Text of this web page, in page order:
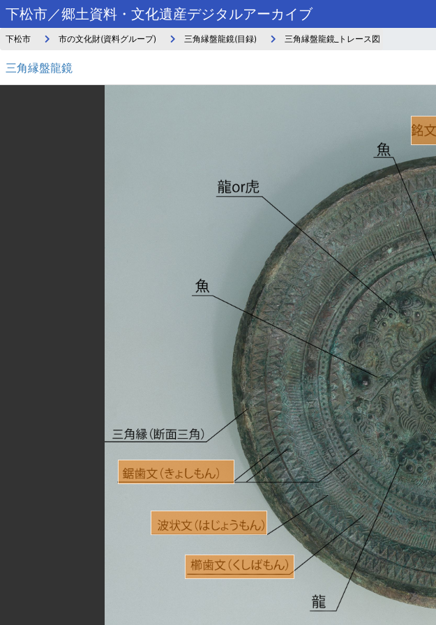
下松市／郷土資料・文化遺産デジタルアーカイブ
下松市 市の文化財(資料グループ) 三角縁盤龍鏡(目録) 三角縁盤龍鏡_トレース図